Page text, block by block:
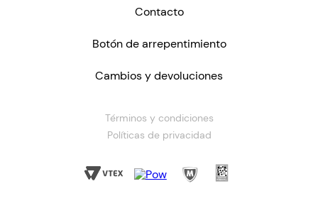
Contacto
Botón de arrepentimiento
Cambios y devoluciones
Términos y condiciones
Políticas de privacidad